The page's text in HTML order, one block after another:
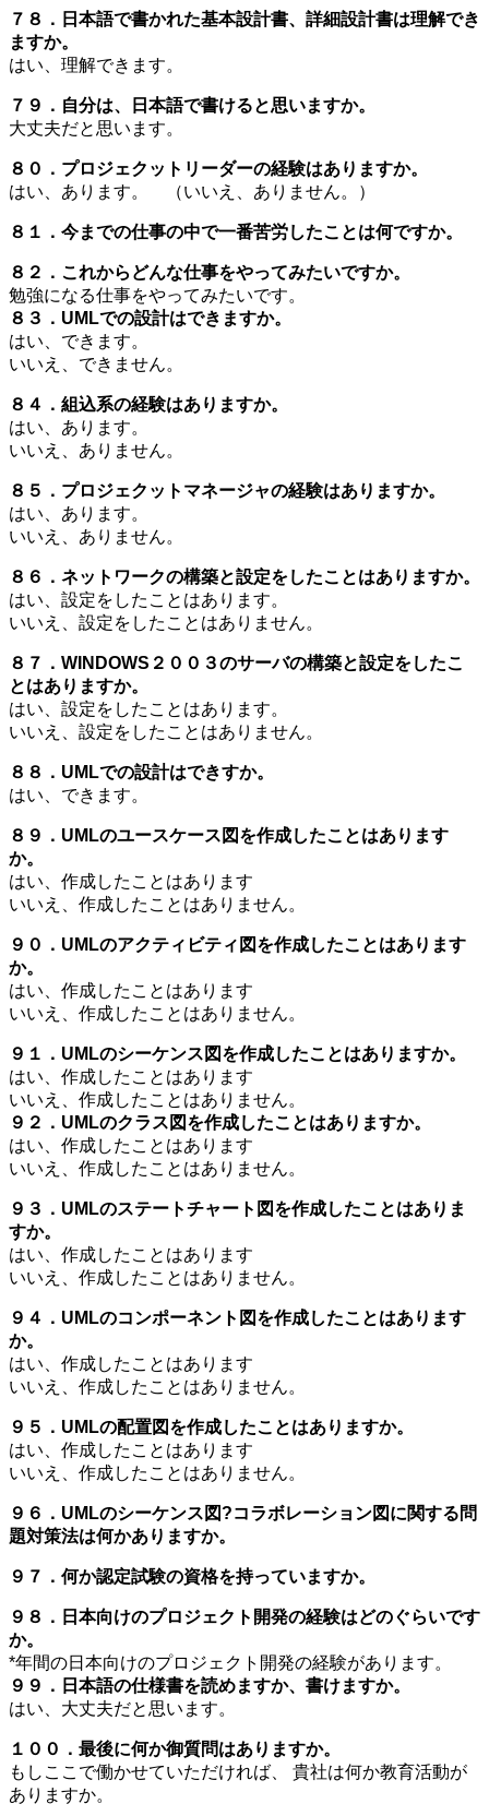
７８．日本語で書かれた基本設計書、詳細設計書は理解でき
ますか。
はい、理解できます。
７９．自分は、日本語で書けると思いますか。
大丈夫だと思います。
８０．プロジェクットリーダーの経験はありますか。
はい、あります。 （いいえ、ありません。）
８１．今までの仕事の中で一番苦労したことは何ですか。
８２．これからどんな仕事をやってみたいですか。
勉強になる仕事をやってみたいです。
８３．UMLでの設計はできますか。
はい、できます。
いいえ、できません。
８４．組込系の経験はありますか。
はい、あります。
いいえ、ありません。
８５．プロジェクットマネージャの経験はありますか。
はい、あります。
いいえ、ありません。
８６．ネットワークの構築と設定をしたことはありますか。
はい、設定をしたことはあります。
いいえ、設定をしたことはありません。
８７．WINDOWS２００３のサーバの構築と設定をしたこ
とはありますか。
はい、設定をしたことはあります。
いいえ、設定をしたことはありません。
８８．UMLでの設計はできすか。
はい、できます。
８９．UMLのユースケース図を作成したことはあります
か。
はい、作成したことはあります
いいえ、作成したことはありません。
９０．UMLのアクティビティ図を作成したことはあります
か。
はい、作成したことはあります
いいえ、作成したことはありません。
９１．UMLのシーケンス図を作成したことはありますか。
はい、作成したことはあります
いいえ、作成したことはありません。
９２．UMLのクラス図を作成したことはありますか。
はい、作成したことはあります
いいえ、作成したことはありません。
９３．UMLのステートチャート図を作成したことはありま
すか。
はい、作成したことはあります
いいえ、作成したことはありません。
９４．UMLのコンポーネント図を作成したことはあります
か。
はい、作成したことはあります
いいえ、作成したことはありません。
９５．UMLの配置図を作成したことはありますか。
はい、作成したことはあります
いいえ、作成したことはありません。
９６．UMLのシーケンス図?コラボレーション図に関する問
題対策法は何かありますか。
９７．何か認定試験の資格を持っていますか。
９８．日本向けのプロジェクト開発の経験はどのぐらいです
か。
*年間の日本向けのプロジェクト開発の経験があります。
９９．日本語の仕様書を読めますか、書けますか。
はい、大丈夫だと思います。
１００．最後に何か御質問はありますか。
もしここで働かせていただければ、 貴社は何か教育活動が
ありますか。